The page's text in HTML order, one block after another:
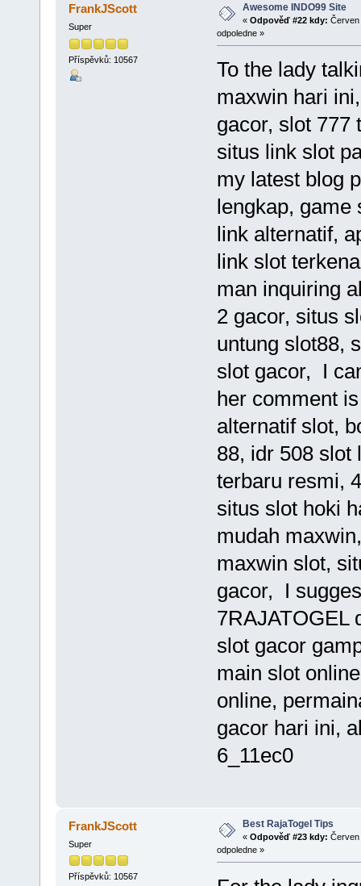
FrankJScott
Super
Příspěvků: 10567
Awesome INDO99 Site
« Odpověď #22 kdy: Červen
odpoledne »
To the lady
maxwin hari
gacor, slot 777
situs link slot
my latest blog
lengkap, game
link alternatif,
link slot
man inquiring
2 gacor, situs
untung slot88,
slot gacor, I
her comment
alternatif slot,
88, idr 508 slot
terbaru resmi,
situs slot hoki
mudah
maxwin slot,
gacor, I
7RAJATOGEL
slot gacor
main slot
online,
gacor hari ini,
6_11ec0
FrankJScott
Super
Příspěvků: 10567
Best RajaTogel Tips
« Odpověď #23 kdy: Červen
odpoledne »